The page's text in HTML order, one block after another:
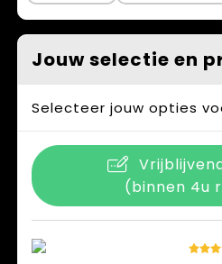
Jouw selectie en
Selecteer jouw opties
(binnen 4u